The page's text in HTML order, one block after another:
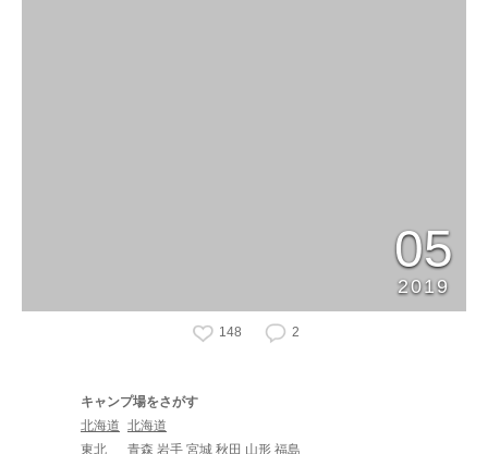
05
2019
148 2
キャンプ場をさがす
北海道 北海道
東北
青森 岩手 宮城 秋田 山形 福島